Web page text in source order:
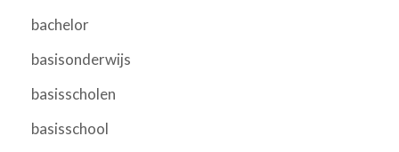
bachelor
basisonderwijs
basisscholen
basisschool